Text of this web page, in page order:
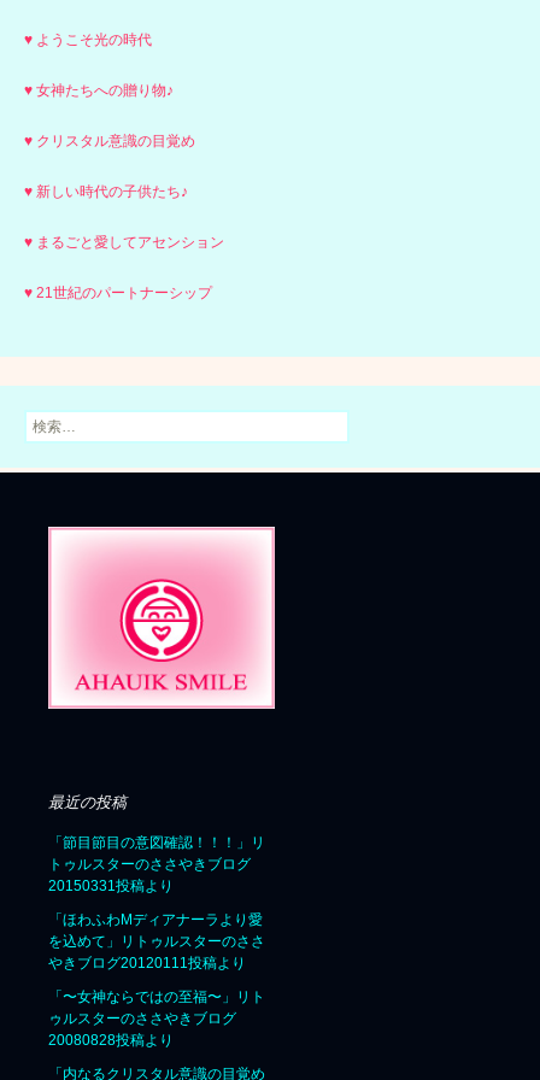
♥ ようこそ光の時代
♥ 女神たちへの贈り物♪
♥ クリスタル意識の目覚め
♥ 新しい時代の子供たち♪
♥ まるごと愛してアセンション
♥ 21世紀のパートナーシップ
検
索:
最近の投稿
「節目節目の意図確認！！！」リ
トゥルスターのささやきブログ
20150331投稿より
「ほわふわMディアナーラより愛
を込めて」リトゥルスターのささ
やきブログ20120111投稿より
「〜女神ならではの至福〜」リト
ゥルスターのささやきブログ
20080828投稿より
「内なるクリスタル意識の目覚め